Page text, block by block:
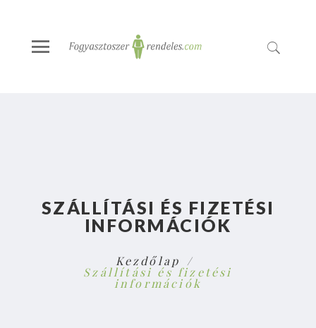
SZÁLLÍTÁSI ÉS FIZETÉSI
INFORMÁCIÓK
Kezdőlap
Szállítási és fizetési
információk